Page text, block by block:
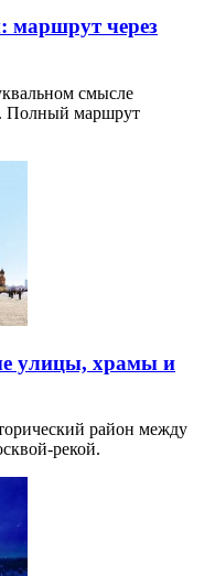
маршрут через
смысле
Полный маршрут
улицы, храмы и
район между
рекой.